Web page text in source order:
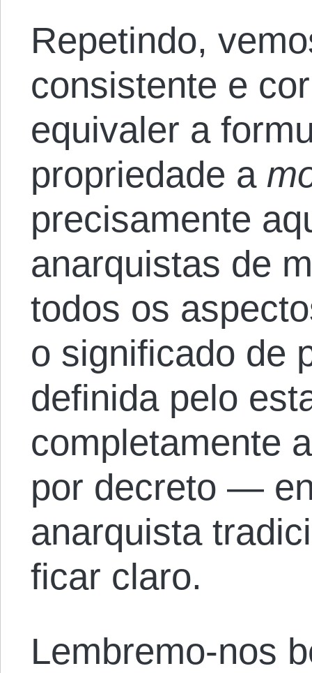
Repetindo,
consistente e
equivaler a
propriedade a
precisamente
anarquistas de
todos os
o significado de
definida pelo
completamente
por decreto —
anarquista
ficar claro.
Lembremo-nos